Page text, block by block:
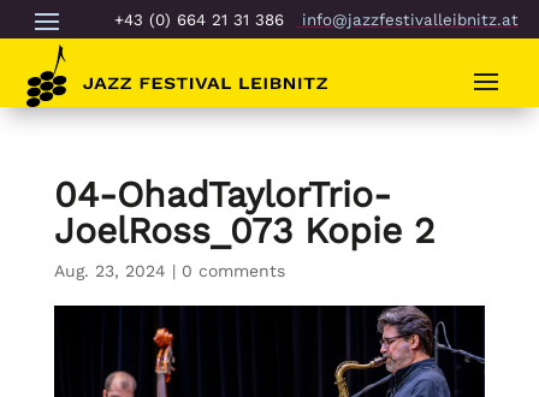
+43 (0) 664 21 31 386 info@jazzfestivalleibnitz.at
04-OhadTaylorTrio-
JoelRoss_073 Kopie 2
Aug. 23, 2024 | 0 comments